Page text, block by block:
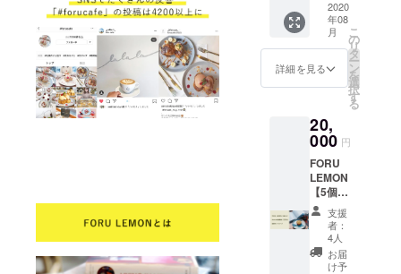
感謝の
メッ
セージ
※送料を
含む
】(豆or
粉) 2袋
自家製
グラ
ノーラ
(FORU
GRANO
【270g
】3種
感謝の
メッ
セージ
※送料を
含む ※
自家製
グラ
ノーラ
の種類
2020
年08
月
詳細を見る
こ
の
リ
タ
ー
ン
を
選
択
す
る
20,
000 円
FORU
LEMON
【5個入
り】
forucaf
e食事券
【20,00
0円分】
支援
者：
4人
お届
け予